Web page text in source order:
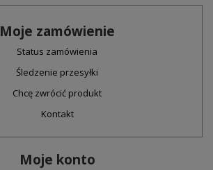
Moje zamówienie
Status zamówienia
Śledzenie przesyłki
Chcę zwrócić produkt
Kontakt
Moje konto